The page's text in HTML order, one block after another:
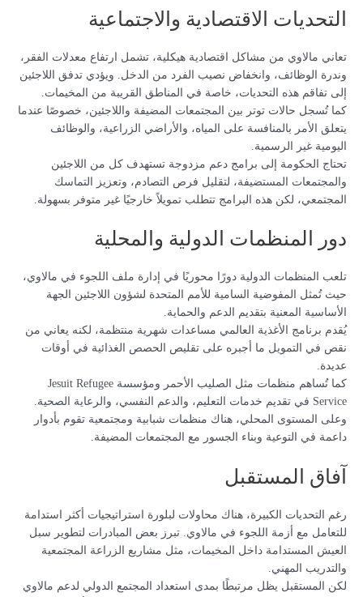
التحديات الاقتصادية والاجتماعية
تعاني مالاوي من مشاكل اقتصادية هيكلية، تشمل ارتفاع معدلات الفقر،
وندرة الوظائف، وانخفاض نصيب الفرد من الدخل. ويؤدي تدفق اللاجئين
إلى تفاقم هذه التحديات، خاصة في المناطق القريبة من المخيمات.
كما تُسجل حالات توتر بين المجتمعات المضيفة واللاجئين، خصوصًا عندما
يتعلق الأمر بالمنافسة على المياه، والأراضي الزراعية، والوظائف
اليومية غير الرسمية.
تحتاج الحكومة إلى برامج دعم مزدوجة تستهدف كل من اللاجئين
والمجتمعات المستضيفة، لتقليل فرص التصادم، وتعزيز التماسك
المجتمعي، لكن هذه البرامج تتطلب تمويلاً خارجيًا غير متوفر بسهولة.
دور المنظمات الدولية والمحلية
تلعب المنظمات الدولية دورًا محوريًا في إدارة ملف اللجوء في مالاوي،
حيث تُمثل المفوضية السامية للأمم المتحدة لشؤون اللاجئين الجهة
الأساسية المعنية بتقديم الدعم والحماية.
يُقدم برنامج الأغذية العالمي مساعدات شهرية منتظمة، لكنه يعاني من
نقص في التمويل ما أجبره على تقليص الحصص الغذائية في أوقات
عديدة.
كما تُساهم منظمات مثل الصليب الأحمر ومؤسسة Jesuit Refugee
Service في تقديم خدمات التعليم، والدعم النفسي، والرعاية الصحية.
وعلى المستوى المحلي، هناك منظمات شبابية ومجتمعية تقوم بأدوار
داعمة في التوعية وبناء الجسور مع المجتمعات المضيفة.
آفاق المستقبل
رغم التحديات الكبيرة، هناك محاولات لبلورة استراتيجيات أكثر استدامة
للتعامل مع أزمة اللجوء في مالاوي. تبرز بعض المبادرات لتطوير سبل
العيش المستدامة داخل المخيمات، مثل مشاريع الزراعة المجتمعية
والتدريب المهني.
لكن المستقبل يظل مرتبطًا بمدى استعداد المجتمع الدولي لدعم مالاوي